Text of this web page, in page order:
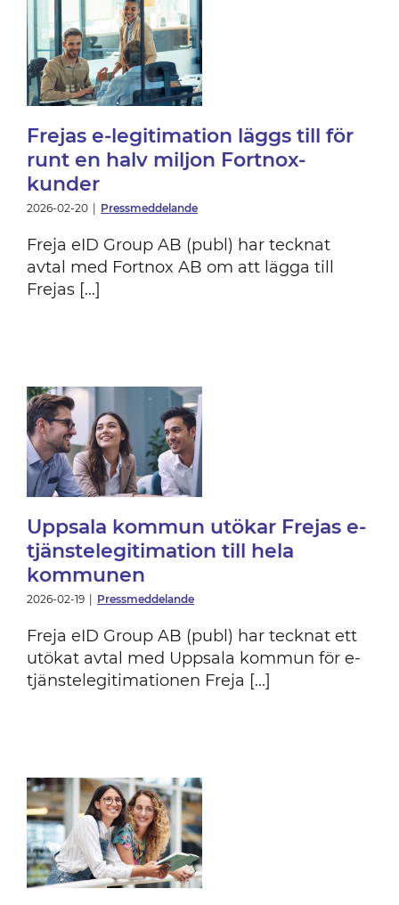
Frejas e-legitimation läggs till för
runt en halv miljon Fortnox-
kunder
2026-02-20 Pressmeddelande
Freja eID Group AB (publ) har tecknat
avtal med Fortnox AB om att lägga till
Frejas [...]
Uppsala kommun utökar Frejas e-
tjänstelegitimation till hela
kommunen
2026-02-19 Pressmeddelande
Freja eID Group AB (publ) har tecknat ett
utökat avtal med Uppsala kommun för e-
tjänstelegitimationen Freja [...]